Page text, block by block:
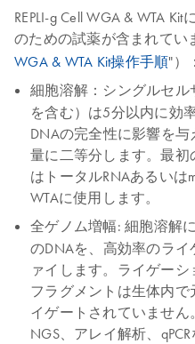
REPLI-g Cell WGA & WTA
のための試薬が含まれてい
WGA & WTA Kit操作手順"）：
細胞溶解 ：シングルセ
を含む）は5分以内に効
DNAの完全性に影響を
量に二等分します。最
はトータルRNAあるいは
WTAに使用します。
全ゲノム増幅: 細胞溶解
のDNAを、高効率のラ
ァイします。ライゲー
フラグメントは生体内
イゲートされていません
NGS、アレイ解析、